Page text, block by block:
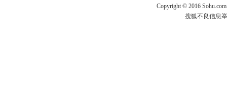
Copyright © 2016
搜狐不良信息